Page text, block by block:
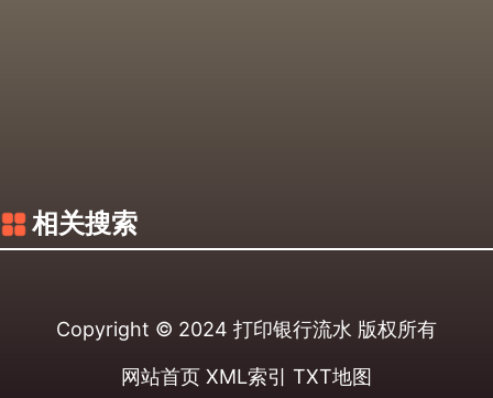
相关搜索
Copyright © 2024 打印银行流水 版权所有
网站首页 XML索引 TXT地图